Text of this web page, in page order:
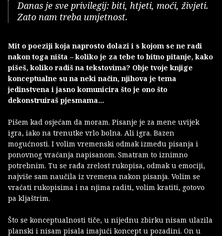
Danas je sve privilegij: biti, htjeti, moći, živjeti.
Zato nam treba umjetnost.
Mit o poeziji koja naprosto dolazi i s kojom se ne radi
nakon toga ništa – koliko je za tebe to bitno pitanje, kako
pišeš, koliko radiš na tekstovima? Obje tvoje knjige
konceptualne su na neki način, njihova je tema
jedinstvena i jasno komunicira što je ono što
dekonstruiraš pjesmama...
Pišem kad osjećam da moram. Pisanje je za mene uvijek
igra, iako na trenutke vrlo bolna. Ali igra. Bazen
mogućnosti. I volim vremenski odmak između pisanja i
ponovnog vraćanja napisanom. Smatram to iznimno
potrebnim. Tu se rađa zrelost rukopisa, odmak u emociji,
najviše sam naučila iz vremena nakon pisanja. Volim se
vraćati rukopisima i na njima raditi, volim kratiti, gotovo
pa kljaštrim.
Što se konceptualnosti tiče, u nijednu zbirku nisam ulazila
planski i nisam pisala imajući koncept u pozadini. On u